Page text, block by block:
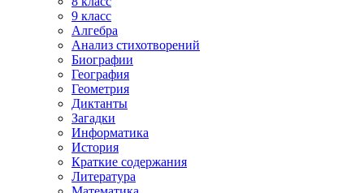
9 класс
Алгебра
Анализ стихотворений
Биографии
География
Геометрия
Диктанты
Загадки
Информатика
История
Краткие содержания
Литература